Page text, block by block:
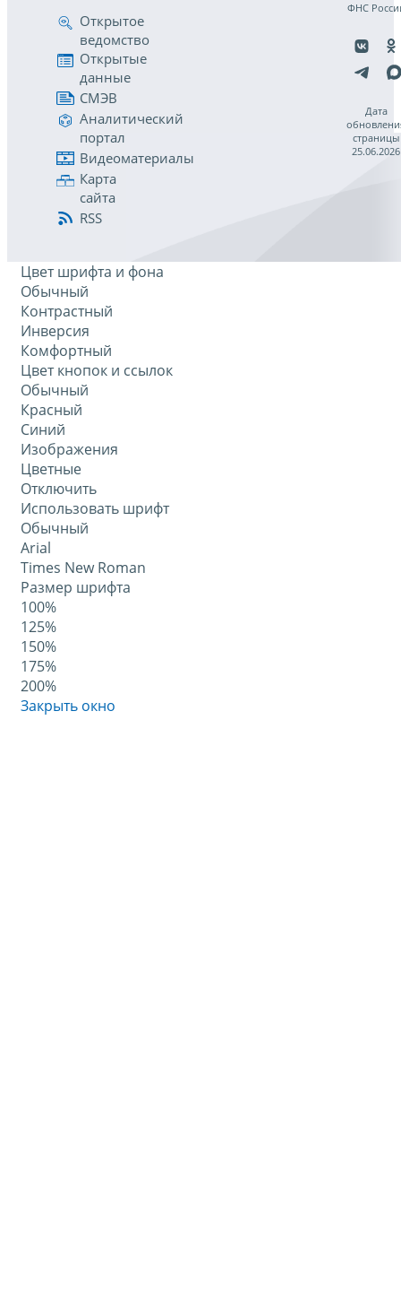
Открытое
ведомство
Открытые
данные
СМЭВ
Аналитический
портал
Видеоматериалы
Карта
сайта
RSS
ФНС
Дата
страницы
25.06.2026
Цвет шрифта и фона
Обычный
Контрастный
Инверсия
Комфортный
Цвет кнопок и ссылок
Обычный
Красный
Синий
Изображения
Цветные
Отключить
Использовать шрифт
Обычный
Arial
Times New Roman
Размер шрифта
100%
125%
150%
175%
200%
Закрыть окно